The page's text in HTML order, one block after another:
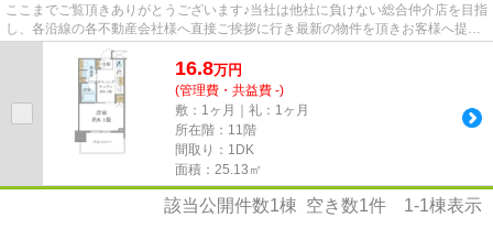
ここまでご覧頂きありがとうございます♪当社は他社に負けない総合仲介店を目指
し、各沿線の各不動産会社様へ直接ご挨拶に行き最新の物件を頂きお客様へ提供
しております！最新の情報は...
16.8万円
(管理費・共益費 -)
敷：1ヶ月｜礼：1ヶ月
所在階：11階
間取り：1DK
面積：25.13㎡
該当公開件数1棟 空き数1件 1-1棟表示